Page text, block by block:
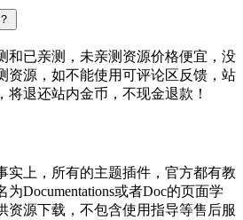
和已亲测，未亲测资源价格便宜，没
资源，如不能使用可评论区反馈，站
将退还站内金币，不现金退款！
实上，所有的主题插件，官方都有教
Documentations或者Doc的页面学
资源下载，不包含使用指导等售后服